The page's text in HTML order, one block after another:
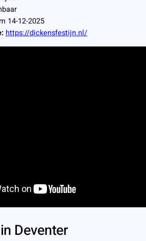
14-12-2025
https://dickensfestijn.nl/
Deventer